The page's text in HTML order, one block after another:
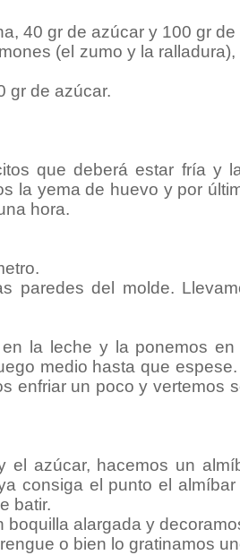
40 gr de azúcar y 100 gr
(el zumo y la
gr de azúcar.
que deberá estar fría y
la yema de huevo y por
hora.
paredes del molde.
la leche y la ponemos
medio hasta que
enfriar un poco y vertemos
azúcar, hacemos un
consiga el punto el
batir.
alargada y
o bien lo gratinamos